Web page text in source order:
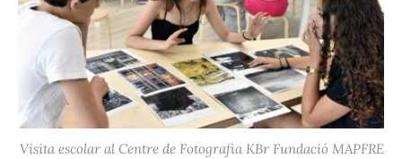
Visita escolar al Centre de Fotografia KBr Fundació MAPFRE